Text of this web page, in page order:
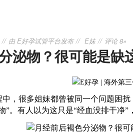
由E好孕试管平台发布 E妹 评论 8»
泌物？很可能是缺
，很多姐妹都曾被同一个问题困
”。有人以为这只是“经血没排干净